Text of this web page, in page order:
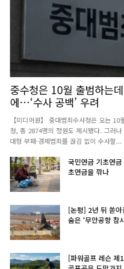
중수청은 10월 출범하는
에…‘수사 공백’ 우려
【미디어원】 중대범죄수사청은 오는
청, 총 2874명의 정원도 제시됐다. 그러
대형 부패·경제범죄를 끊김 없이 수사할...
국민연금 기초연
초연금을 깎나
[논평] 2년 뒤 쏟아
숨은 ‘무안공항 참
[파워골프 레슨 제